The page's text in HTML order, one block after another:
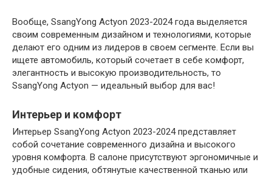
Вообще, SsangYong Actyon 2023-2024 года выделяется
своим современным дизайном и технологиями, которые
делают его одним из лидеров в своем сегменте. Если вы
ищете автомобиль, который сочетает в себе комфорт,
элегантность и высокую производительность, то
SsangYong Actyon — идеальный выбор для вас!
Интерьер и комфорт
Интерьер SsangYong Actyon 2023-2024 представляет
собой сочетание современного дизайна и высокого
уровня комфорта. В салоне присутствуют эргономичные и
удобные сидения, обтянутые качественной тканью или